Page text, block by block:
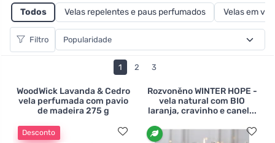
uniformemente e não requer temperaturas elevadas
para arder. Não há, portanto, risco de queimaduras, e
onde pingar pode ser facilmente limpo com um pano
mergulhado em água quente. As velas estão
disponíveis em frascos transparentes e pretos, assim
como em frascos metálicos. Encontrará muitas formas,
aromas e tipos de velas diferentes, basta escolher a que
melhor se adequa a si ou à sua casa. E se quiser fazer a
Todos Velas repelentes e paus perfumados Velas em
Filtro
1 2 3
WoodWick Lavanda & Cedro
vela perfumada com pavio
de madeira 275 g
Desconto
Rozvoněno WINTER HOPE -
vela natural com BIO
laranja, cravinho e canel...